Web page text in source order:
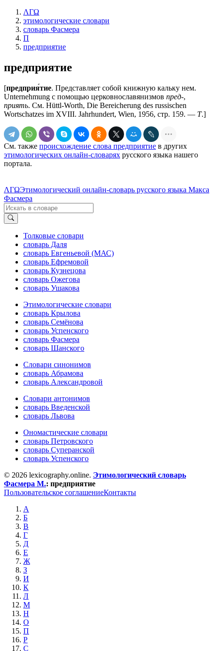
ΛΓΩ
этимологические словари
словарь Фасмера
П
предприятие
предприятие
[предприя́тие. Представляет собой книжную кальку нем.
Unternehmung с помощью церковнославянизмов пред-,
приять. См. Hüttl-Worth, Diе Bereicherung dеs russischen
Wortschatzes im XVIII. Jahrhundert, Wien, 1956, стр. 159. — Т.]
См. также происхождение слова предприятие в других
этимологических онлайн-словарях русского языка нашего
портала.
ΛΓΩЭтимологический онлайн-словарь русского языка Макса
Фасмера
Толковые словари
словарь Даля
словарь Евгеньевой (МАС)
словарь Ефремовой
словарь Кузнецова
словарь Ожегова
словарь Ушакова
Этимологические словари
словарь Крылова
словарь Семёнова
словарь Успенского
словарь Фасмера
словарь Шанского
Словари синонимов
словарь Абрамова
словарь Александровой
Словари антонимов
словарь Введенской
словарь Львова
Ономастические словари
словарь Петровского
словарь Суперанской
словарь Успенского
© 2026 lexicography.online. Этимологический словарь
Фасмера М.: предприятие
Пользовательское соглашениеКонтакты
А
Б
В
Г
Д
Е
Ж
З
И
К
Л
М
Н
О
П
Р
С